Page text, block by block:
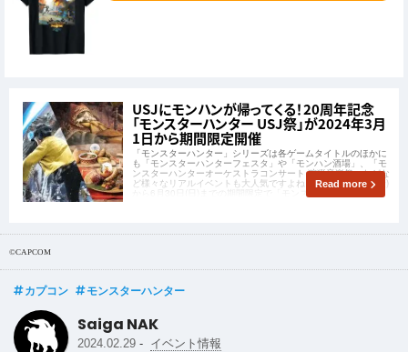
USJにモンハンが帰ってくる！20周年記念
「モンスターハンター USJ祭」が2024年3月
1日から期間限定開催
「モンスターハンター」シリーズは各ゲームタイトルのほかに
も「モンスターハンターフェスタ」や「モンハン酒場」、「モ
ンスターハンターオーケストラコンサート 狩猟音楽祭」などな
ど様々なリアルイベントも大人気ですよね。2024年3月1日(金)
から6月30日(日)までの期間限定で「モンスターハンター USJ
Read more
©CAPCOM
カプコン モンスターハンター
Saiga NAK
2024.02.29 - イベント情報